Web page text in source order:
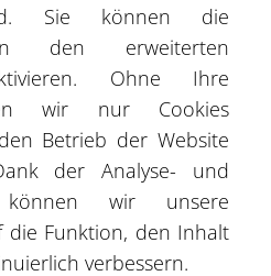
Sie können die
in den erweiterten
Ohne Ihre
wir nur Cookies
Betrieb der Website
der Analyse- und
können wir unsere
die Funktion, den Inhalt
verbessern.